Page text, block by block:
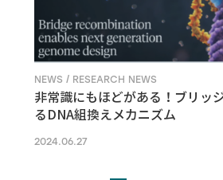
NEWS / RESEARCH NEWS
非常識にもほどがある！ブリッ
るDNA組換えメカニズム
2024.06.27